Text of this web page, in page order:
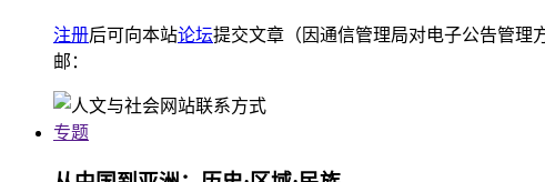
注册后可向本站论坛提交文章（因通信管理局对电子公告管理
邮：
专题